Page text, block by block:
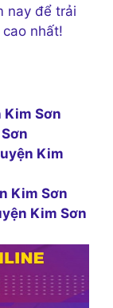
nay để trải
nhất!
Kim Sơn
Kim
Kim Sơn
Kim Sơn